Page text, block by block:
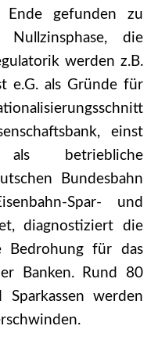
Ende gefunden zu
Nullzinsphase, die
werden z.B.
e.G. als Gründe für
einst
betriebliche
Bundesbahn
Spar- und
diagnostiziert die
Bedrohung für das
Banken. Rund 80
werden